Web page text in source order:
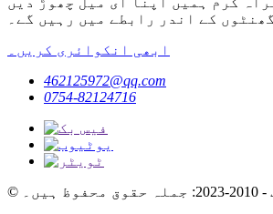
ابھی انکوائری کریں۔
462125972@qq.com
0754-82124716
ہیں۔